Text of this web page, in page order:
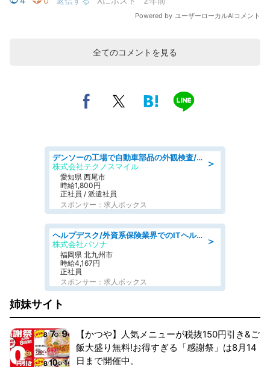
全てのコメントを見る
＞
デンソーの工場で自動車部品の外観検査/denso aichi
株式会社テクノスマイル
愛知県 西尾市
時給1,800円
正社員 / 派遣社員
スポンサー：求人ボックス
＞
ヘルプデスク/外資系保険業界でのITヘルプデスク業務/駅近/即日勤務可/ヘルプデスク
株式会社パソナ
福岡県 北九州市
時給4,167円
正社員
スポンサー：求人ボックス
姉妹サイト
【かつや】人気メニューが税抜150円引き&ご
飯大盛り無料!お得すぎる「感謝祭」は8月14
日まで開催中。